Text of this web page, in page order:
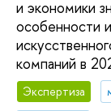
и экономики
особенности
компаний в
Экспертиза